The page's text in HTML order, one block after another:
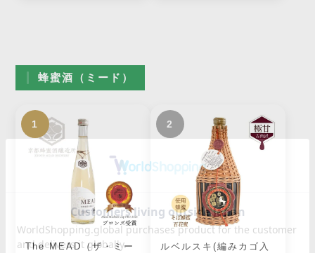
蜂蜜酒（ミード）
1
The MEAD（ザ・ミー
2
ルベルスキ(編みカゴ入